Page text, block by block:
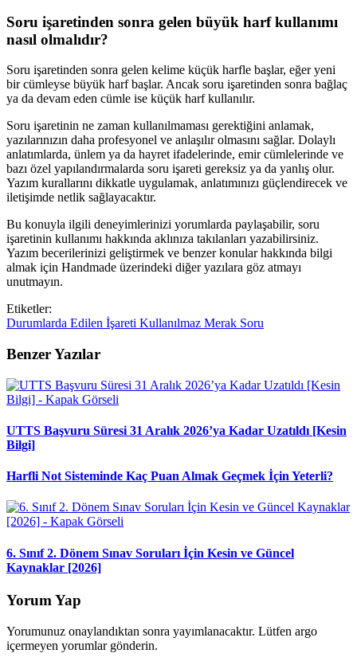
Soru işaretinden sonra gelen büyük harf kullanımı
nasıl olmalıdır?
Soru işaretinden sonra gelen kelime küçük harfle başlar, eğer yeni
bir cümleyse büyük harf başlar. Ancak soru işaretinden sonra bağlaç
ya da devam eden cümle ise küçük harf kullanılır.
Soru işaretinin ne zaman kullanılmaması gerektiğini anlamak,
yazılarınızın daha profesyonel ve anlaşılır olmasını sağlar. Dolaylı
anlatımlarda, ünlem ya da hayret ifadelerinde, emir cümlelerinde ve
bazı özel yapılandırmalarda soru işareti gereksiz ya da yanlış olur.
Yazım kurallarını dikkatle uygulamak, anlatımınızı güçlendirecek ve
iletişimde netlik sağlayacaktır.
Bu konuyla ilgili deneyimlerinizi yorumlarda paylaşabilir, soru
işaretinin kullanımı hakkında aklınıza takılanları yazabilirsiniz.
Yazım becerilerinizi geliştirmek ve benzer konular hakkında bilgi
almak için Handmade üzerindeki diğer yazılara göz atmayı
unutmayın.
Etiketler:
Durumlarda Edilen İşareti Kullanılmaz Merak Soru
Benzer Yazılar
UTTS Başvuru Süresi 31 Aralık 2026’ya Kadar Uzatıldı [Kesin
Bilgi]
Harfli Not Sisteminde Kaç Puan Almak Geçmek İçin Yeterli?
6. Sınıf 2. Dönem Sınav Soruları İçin Kesin ve Güncel
Kaynaklar [2026]
Yorum Yap
Yorumunuz onaylandıktan sonra yayımlanacaktır. Lütfen argo
içermeyen yorumlar gönderin.